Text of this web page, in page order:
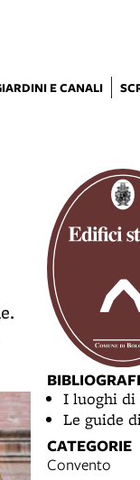
E CANALI
I luoghi di
Le guide
CATEGORIE
Convento